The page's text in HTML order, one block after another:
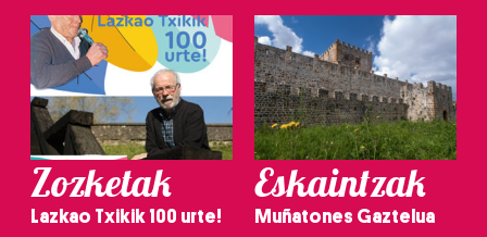
Zozketak
Lazkao Txikik 100 urte!
Eskaintzak
Muñatones Gaztelua